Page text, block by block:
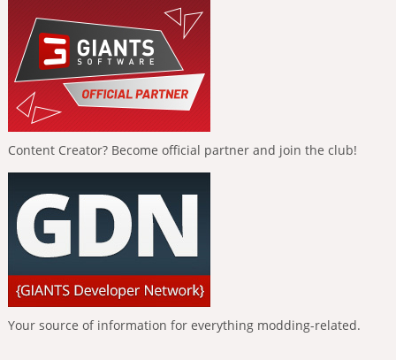
Content Creator? Become official partner and join the club!
Your source of information for everything modding-related.